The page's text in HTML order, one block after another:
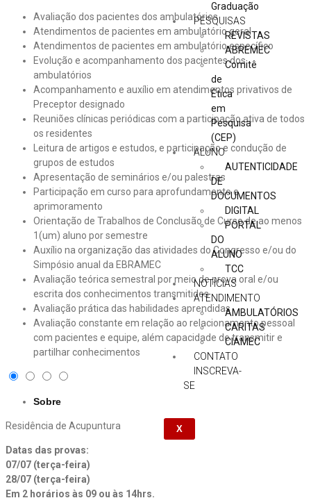
Graduação
PESQUISAS
REVISTAS
ABREMEC
Comitê
de
Ética
em
Pesquisa
(CEP)
ALUNO
AUTENTICIDADE
DE
DOCUMENTOS
DIGITAL
PORTAL
DO
ALUNO
TCC
NOTÍCIAS
ATENDIMENTO
AMBULATÓRIOS
CARITAS
CIAMEC
CONTATO
INSCREVA-
SE
X
Avaliação dos pacientes dos ambulatórios
Atendimentos de pacientes em ambulatório geral
Atendimentos de pacientes em ambulatório específico
Evolução e acompanhamento dos pacientes dos
ambulatórios
Acompanhamento e auxílio em atendimentos privativos de
Preceptor designado
Reuniões clínicas periódicas com a participação ativa de todos
os residentes
Leitura de artigos e estudos, e participação e condução de
grupos de estudos
Apresentação de seminários e/ou palestras
Participação em curso para aprofundamento e
aprimoramento
Orientação de Trabalhos de Conclusão de Curso de ao menos
1(um) aluno por semestre
Auxílio na organização das atividades do Congresso e/ou do
Simpósio anual da EBRAMEC
Avaliação teórica semestral por meio de prova oral e/ou
escrita dos conhecimentos transmitidos
Avaliação prática das habilidades aprendidas
Avaliação constante em relação ao relacionamento pessoal
com pacientes e equipe, além capacidade de transmitir e
partilhar conhecimentos
Sobre
Residência de Acupuntura
Datas das provas:
07/07 (terça-feira)
28/07 (terça-feira)
Em 2 horários às 09 ou às 14hrs.